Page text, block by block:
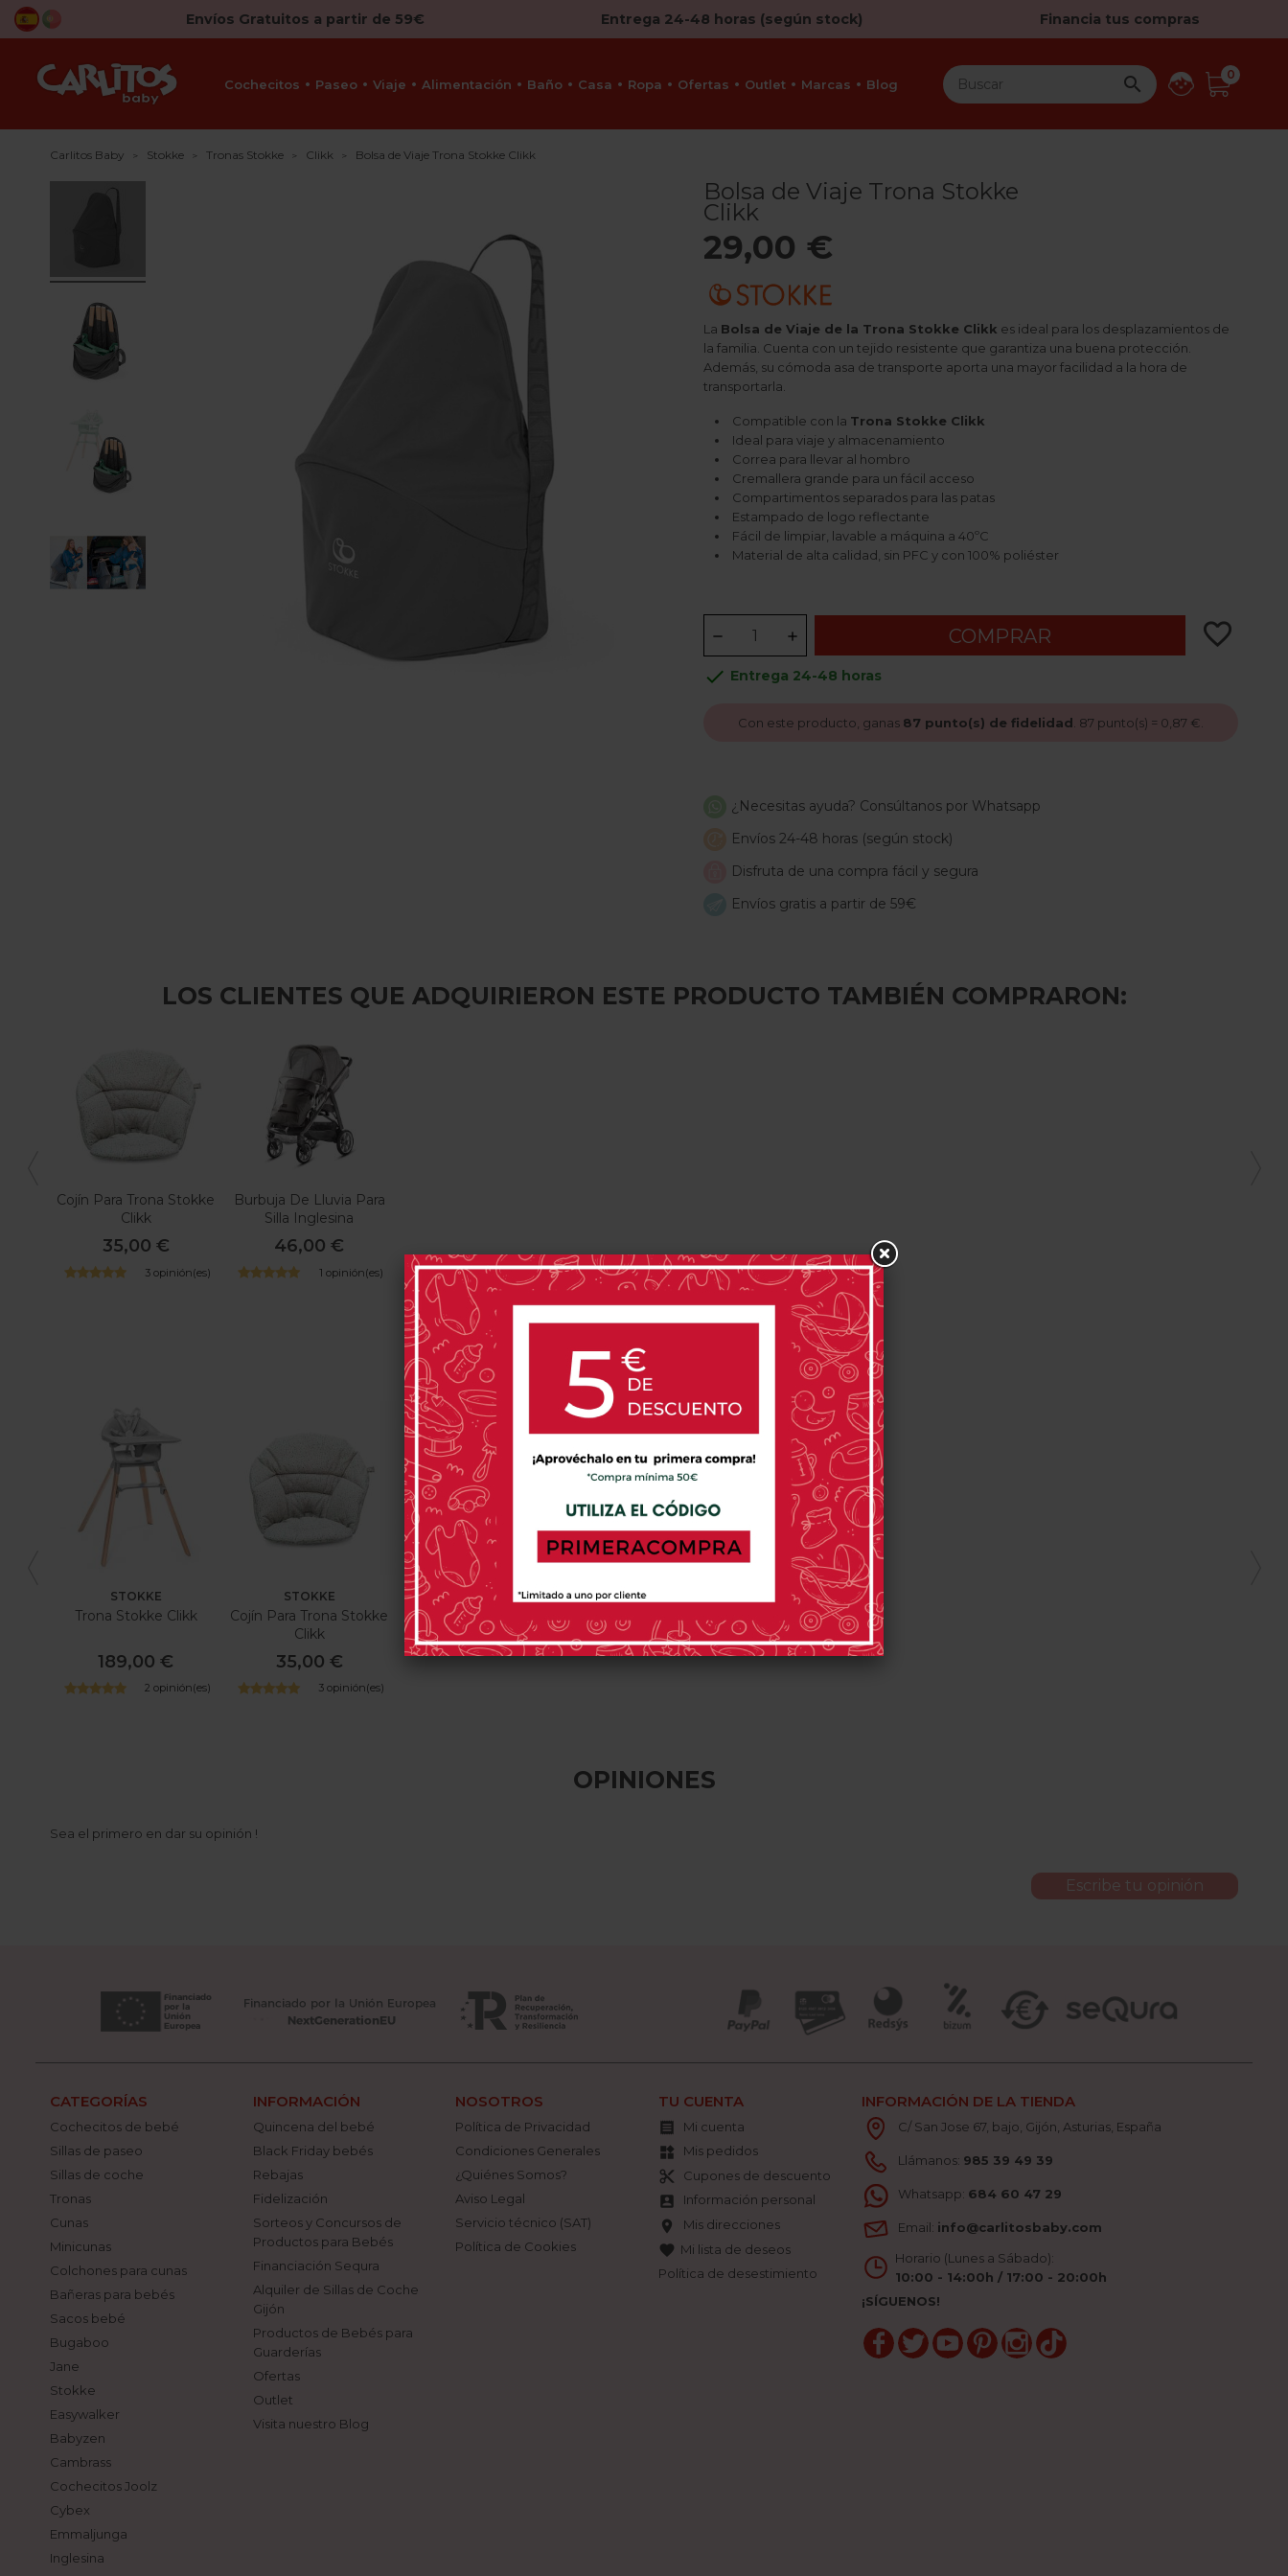
Envíos Gratuitos a partir de 59€ Entrega 24-48 horas (según stock) Financia tus compras
Cochecitos Paseo Viaje Alimentación Baño Casa Ropa Ofertas Outlet Marcas Blog  0
Carlitos Baby Stokke Tronas Stokke Clikk Bolsa de Viaje Trona Stokke Clikk
Bolsa de Viaje Trona Stokke
Clikk
29,00 €
La Bolsa de Viaje de la Trona Stokke Clikk es ideal para los desplazamientos de
la familia. Cuenta con un tejido resistente que garantiza una buena protección.
Además, su cómoda asa de transporte aporta una mayor facilidad a la hora de
transportarla.
Compatible con la Trona Stokke Clikk
Ideal para viaje y almacenamiento
Correa para llevar al hombro
Cremallera grande para un fácil acceso
Compartimentos separados para las patas
Estampado de logo reflectante
Fácil de limpiar, lavable a máquina a 40ºC
Material de alta calidad, sin PFC y con 100% poliéster
COMPRAR favorite_border
done Entrega 24-48 horas
Con este producto, ganas 87 punto(s) de fidelidad. 87 punto(s) = 0,87 €.
¿Necesitas ayuda? Consúltanos por Whatsapp
Envíos 24-48 horas (según stock)
Disfruta de una compra fácil y segura
Envíos gratis a partir de 59€
LOS CLIENTES QUE ADQUIRIERON ESTE PRODUCTO TAMBIÉN COMPRARON:
Cojín Para Trona Stokke
Clikk
35,00 €
3 opinión(es)
Burbuja De Lluvia Para
Silla Inglesina
46,00 €
1 opinión(es)
PRODUCTOS RELACIONADOS
STOKKE
Trona Stokke Clikk
189,00 €
2 opinión(es)
STOKKE
Cojín Para Trona Stokke
Clikk
35,00 €
3 opinión(es)
OPINIONES
Sea el primero en dar su opinión !
Escribe tu opinión
CATEGORÍAS
Cochecitos de bebé
Sillas de paseo
Sillas de coche
Tronas
Cunas
Minicunas
Colchones para cunas
Bañeras para bebés
Sacos bebé
Bugaboo
Jane
Stokke
Easywalker
Babyzen
Cambrass
Cochecitos Joolz
Cybex
Emmaljunga
Inglesina
INFORMACIÓN
Quincena del bebé
Black Friday bebés
Rebajas
Fidelización
Sorteos y Concursos de
Productos para Bebés
Financiación Sequra
Alquiler de Sillas de Coche
Gijón
Productos de Bebés para
Guarderías
Ofertas
Outlet
Visita nuestro Blog
NOSOTROS
Política de Privacidad
Condiciones Generales
¿Quiénes Somos?
Aviso Legal
Servicio técnico (SAT)
Política de Cookies
TU CUENTA
 Mi cuenta
widgets Mis pedidos
content_cut Cupones de descuento
account_box Información personal
location_on Mis direcciones
favorite Mi lista de deseos
Política de desestimiento
INFORMACIÓN DE LA TIENDA
C/ San Jose 67, bajo, Gijón, Asturias, España
Llámanos: 985 39 49 39
Whatsapp: 684 60 47 29
Email: info@carlitosbaby.com
Horario (Lunes a Sábado):
10:00 - 14:00h / 17:00 - 20:00h
¡SÍGUENOS!
Facebook
TwitterYouTubePinterestInstagram
TikTok